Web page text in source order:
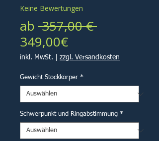
Keine Bewertungen
ab 357,00 €
349,00€Sale-
Preis
inkl. MwSt. zzgl. Versandkosten
Gewicht Stockkörper *
Schwerpunkt und Ringabstimmung *